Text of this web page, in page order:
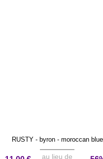
RUSTY - byron - moroccan blue
au lieu de